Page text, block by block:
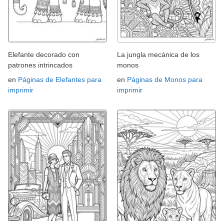
Elefante decorado con
patrones intrincados
en Páginas de Elefantes para
imprimir
La jungla mecánica de los
monos
en Páginas de Monos para
imprimir